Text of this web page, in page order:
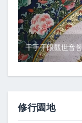
千手千眼觀世音
修行園地